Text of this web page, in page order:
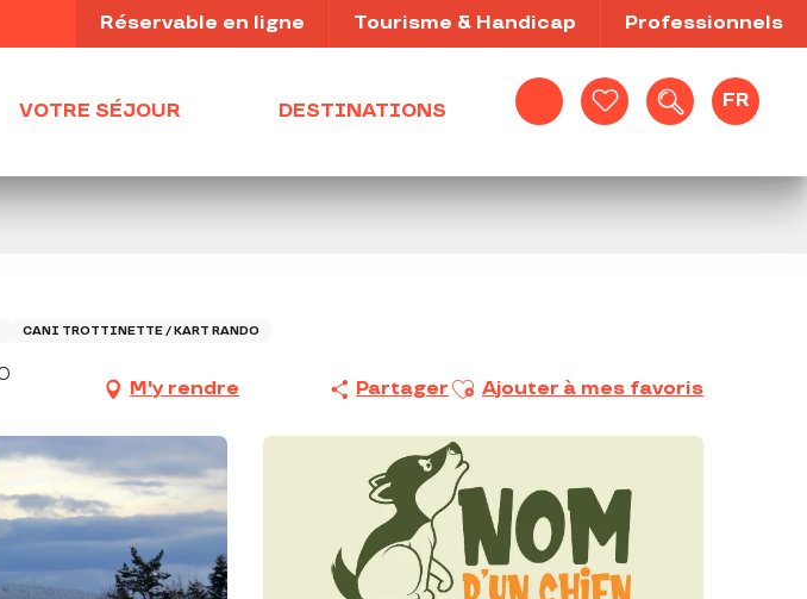
Recherche
FR
Réservable en ligne Tourisme & Handicap Professionnels
VOTRE SÉJOUR DESTINATIONS
CANI TROTTINETTE / KART RANDO
M'y rendre Partager Ajouter aux favoris
Ajouter à mes favoris